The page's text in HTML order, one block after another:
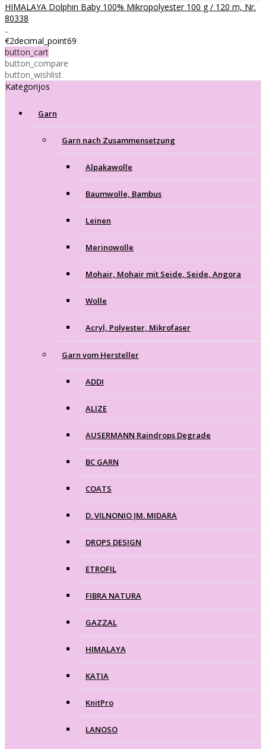
HIMALAYA Dolphin Baby 100% Mikropolyester 100 g / 120 m, Nr.
80338
..
€2decimal_point69
button_cart
button_compare
button_wishlist
Kategorijos
Garn
Garn nach Zusammensetzung
Alpakawolle
Baumwolle, Bambus
Leinen
Merinowolle
Mohair, Mohair mit Seide, Seide, Angora
Wolle
Acryl, Polyester, Mikrofaser
Garn vom Hersteller
ADDI
ALIZE
AUSERMANN Raindrops Degrade
BC GARN
COATS
D. VILNONIO ĮM. MIDARA
DROPS DESIGN
ETROFIL
FIBRA NATURA
GAZZAL
HIMALAYA
KATIA
KnitPro
LANOSO